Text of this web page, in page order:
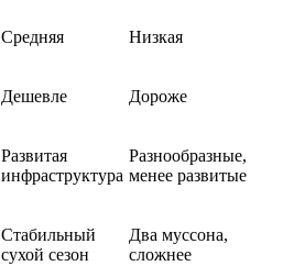
Средняя Низкая
Дешевле Дороже
Развитая
инфраструктура
Разнообразные,
менее развитые
Стабильный
сухой сезон
Два муссона,
сложнее